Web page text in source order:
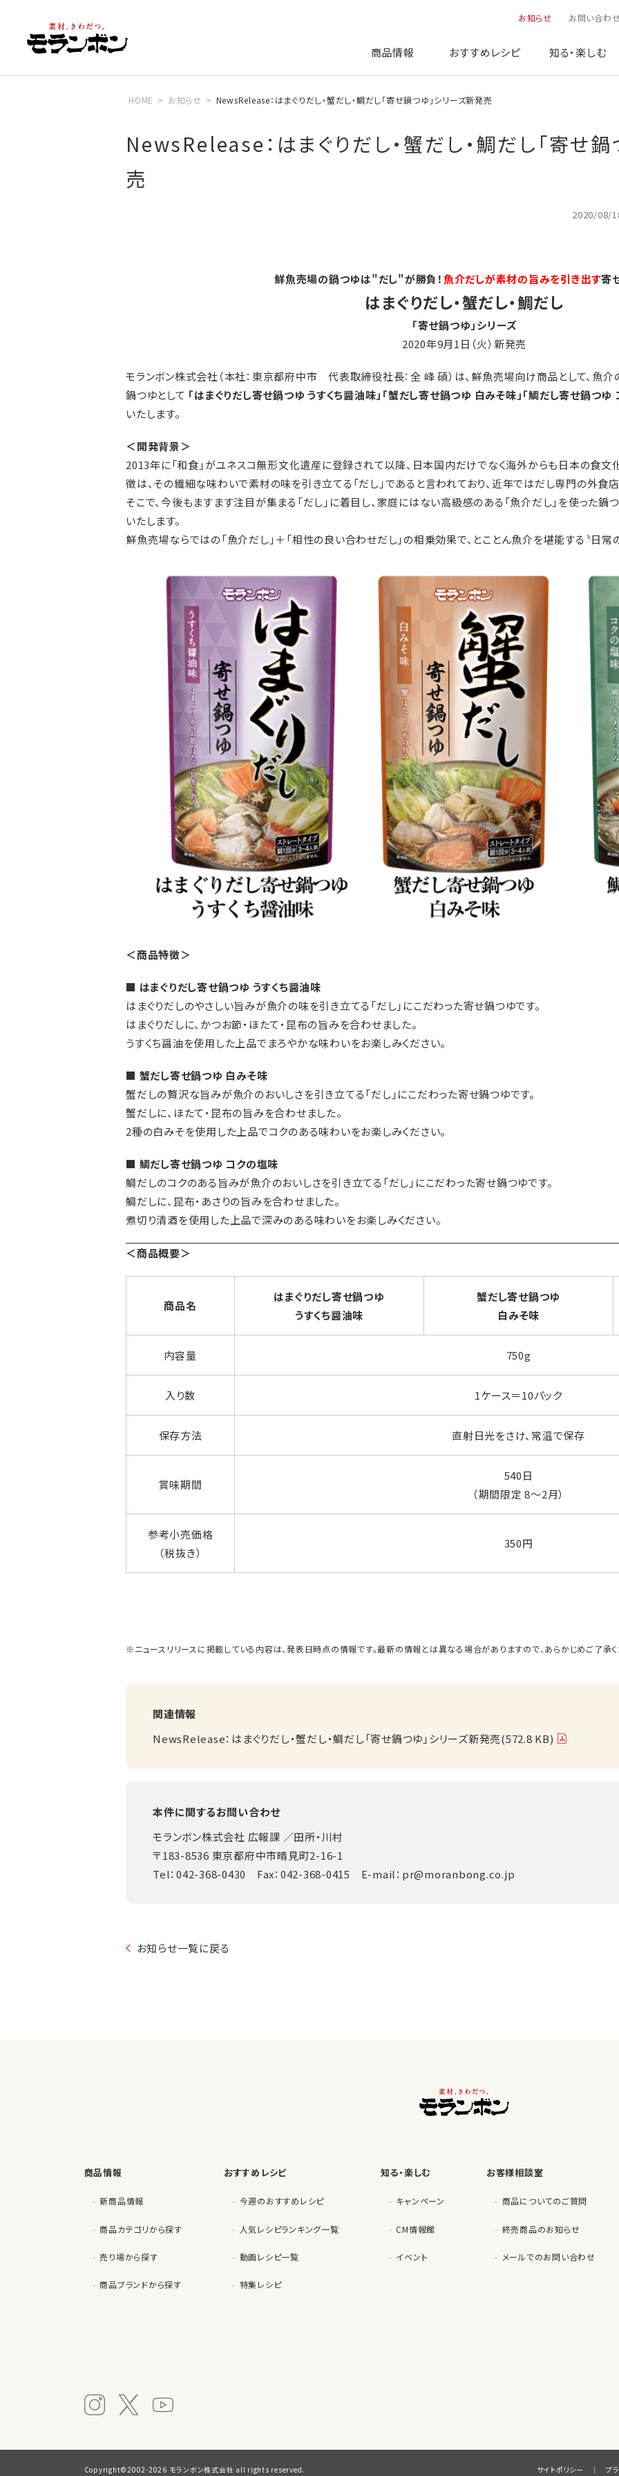
お知らせ お問い合わ
商品情報 おすすめレシピ 知る・楽しむ
HOME お知らせ NewsRelease：はまぐりだし・蟹だし・鯛だし「寄せ鍋つゆ」シリーズ新発売
NewsRelease：はまぐりだし・蟹だし・鯛だし「寄せ
売
2020/08/
鮮魚売場の鍋つゆは"だし"が勝負！魚介だしが素材の旨みを引き出す寄
はまぐりだし・蟹だし・鯛だし
「寄せ鍋つゆ」シリーズ
2020年9月1日（火）新発売
モランボン株式会社（本社：東京都府中市 代表取締役社長：全 峰 碩）は、鮮魚売場向け商品として、魚
鍋つゆとして 「はまぐりだし寄せ鍋つゆ うすくち醤油味」「蟹だし寄せ鍋つゆ 白みそ味」「鯛だし寄せ鍋つゆ
いたします。
＜開発背景＞
2013年に「和食」がユネスコ無形文化遺産に登録されて以降、日本国内だけでなく海外からも日本の食文
徴は、その繊細な味わいで素材の味を引き立てる「だし」であると言われており、近年ではだし専門の外食
そこで、今後もますます注目が集まる「だし」に着目し、家庭にはない高級感のある「魚介だし」を使った鍋
いたします。
鮮魚売場ならではの「魚介だし」＋「相性の良い合わせだし」の相乗効果で、とことん魚介を堪能する〝日
＜商品特徴＞
■ はまぐりだし寄せ鍋つゆ うすくち醤油味
はまぐりだしのやさしい旨みが魚介の味を引き立てる「だし」にこだわった寄せ鍋つゆです。
はまぐりだしに、かつお節・ほたて・昆布の旨みを合わせました。
うすくち醤油を使用した上品でまろやかな味わいをお楽しみください。
■ 蟹だし寄せ鍋つゆ 白みそ味
蟹だしの贅沢な旨みが魚介のおいしさを引き立てる「だし」にこだわった寄せ鍋つゆです。
蟹だしに、ほたて・昆布の旨みを合わせました。
2種の白みそを使用した上品でコクのある味わいをお楽しみください。
■ 鯛だし寄せ鍋つゆ コクの塩味
鯛だしのコクのある旨みが魚介のおいしさを引き立てる「だし」にこだわった寄せ鍋つゆです。
鯛だしに、昆布・あさりの旨みを合わせました。
煮切り清酒を使用した上品で深みのある味わいをお楽しみください。
＜商品概要＞
商品名
はまぐりだし寄せ鍋つゆ
うすくち醤油味
蟹だし寄せ鍋つゆ
白みそ味
内容量 750g
入り数 1ケース＝10パック
保存方法 直射日光をさけ、常温で保存
賞味期間
540日
（期間限定 8～2月）
参考小売価格
（税抜き）
350円
※ニュースリリースに掲載している内容は、発表日時点の情報です。最新の情報とは異なる場合がありますので、あらかじめご了承く
関連情報
NewsRelease：はまぐりだし・蟹だし・鯛だし「寄せ鍋つゆ」シリーズ新発売(572.8 KB)
本件に関するお問い合わせ
モランボン株式会社 広報課 ／田所・川村
〒183-8536 東京都府中市晴見町2-16-1
Tel：042-368-0430 Fax：042-368-0415 E-mail： pr@moranbong.co.jp
お知らせ一覧に戻る
商品情報
新商品情報
商品カテゴリから探す
売り場から探す
商品ブランドから探す
おすすめレシピ
今週のおすすめレシピ
人気レシピランキング一覧
動画レシピ一覧
特集レシピ
知る・楽しむ
キャンペーン
CM情報館
イベント
お客様相談室
商品についてのご質問
終売商品のお知らせ
メールでのお問い合わせ
Copyright©2002-2026 モランボン株式会社 all rights reserved. サイトポリシー プ